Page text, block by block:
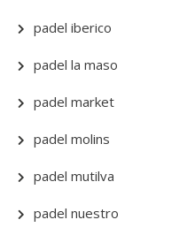
padel iberico
padel la maso
padel market
padel molins
padel mutilva
padel nuestro